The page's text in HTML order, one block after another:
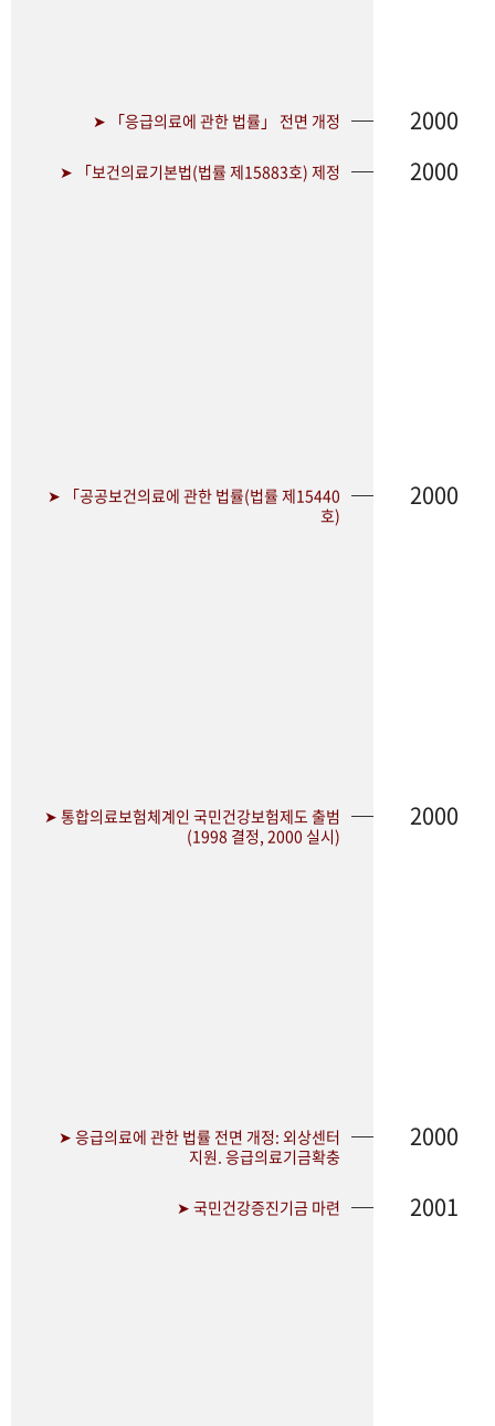
➤ 「응급의료에 관한 법률」 전면 개정 2000
➤ 「보건의료기본법(법률 제15883호) 제정 2000
➤ 「공공보건의료에 관한 법률(법률 제15440
호)
2000
➤ 통합의료보험체계인 국민건강보험제도 출범
(1998 결정, 2000 실시)
2000
➤ 응급의료에 관한 법률 전면 개정: 외상센터
지원. 응급의료기금확충
2000
➤ 국민건강증진기금 마련 2001